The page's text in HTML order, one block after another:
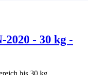
- 30 kg -
bis 30 kg